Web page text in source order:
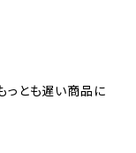
っとも遅い商品に